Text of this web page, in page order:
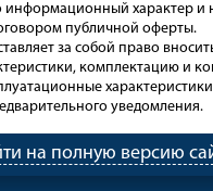
информационный характер и
публичной оферты.
за собой право
комплектацию и
уведомления.
на полную версию